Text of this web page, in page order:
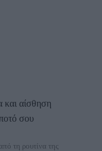
και αίσθηση
σου
τη ρουτίνα της